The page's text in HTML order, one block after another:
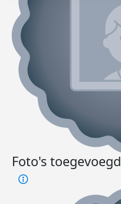
Foto's toegevoegd